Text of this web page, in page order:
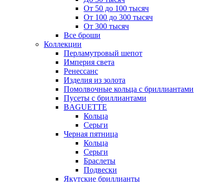
От 50 до 100 тысяч
От 100 до 300 тысяч
От 300 тысяч
Все броши
Коллекции
Перламутровый шепот
Империя света
Ренессанс
Изделия из золота
Помолвочные кольца с бриллиантами
Пусеты с бриллиантами
BAGUETTE
Кольца
Серьги
Черная пятница
Кольца
Серьги
Браслеты
Подвески
Якутские бриллианты